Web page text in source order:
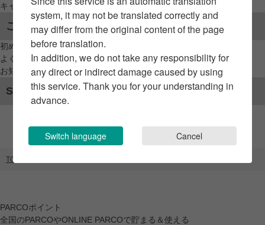
キャンペーン/クーポン対象から探す
ご利用案内
初めてのお客様へ
よくあるご質問 / お問い合わせ
お知らせ
SNSアカウント
TOP
PARCOポイント
全国のPARCOやONLINE PARCOで貯まる＆使える
system, it may not be translated correctly and
may differ from the original content of the page
before translation.
In addition, we do not take any responsibility for
any direct or indirect damage caused by using
this service. Thank you for your understanding in
advance.
Switch language Cancel